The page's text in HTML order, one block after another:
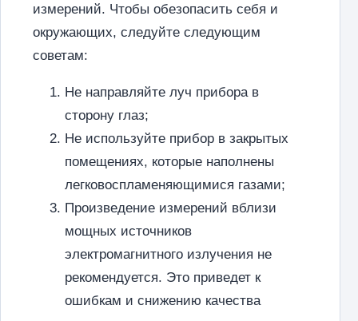
измерений. Чтобы обезопасить себя и
окружающих, следуйте следующим
советам:
Не направляйте луч прибора в
сторону глаз;
Не используйте прибор в закрытых
помещениях, которые наполнены
легковоспламеняющимися газами;
Произведение измерений вблизи
мощных источников
электромагнитного излучения не
рекомендуется. Это приведет к
ошибкам и снижению качества